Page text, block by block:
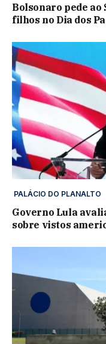
Bolsonaro pede
filhos no Dia dos
PALÁCIO DO PLANALTO
Governo Lula
sobre vistos